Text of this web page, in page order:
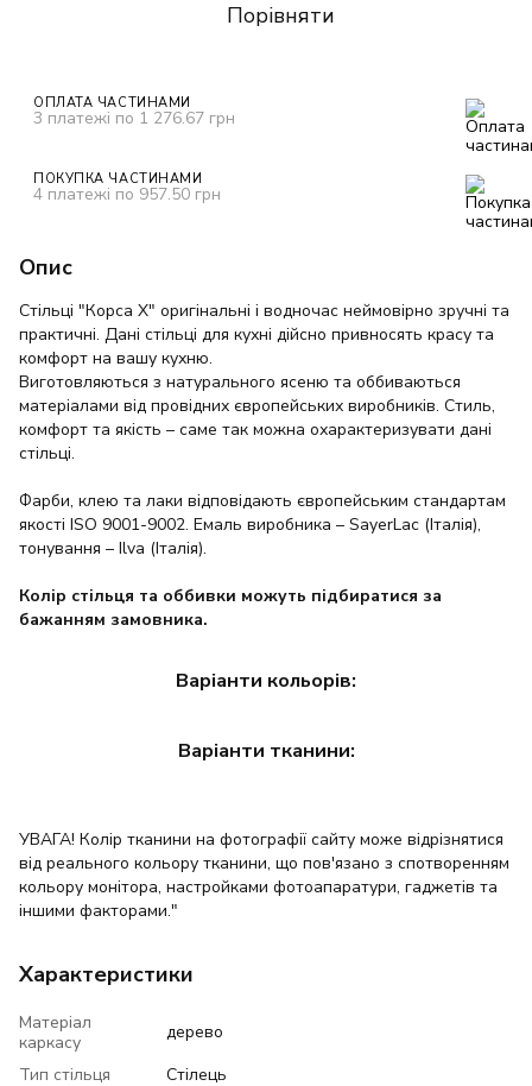
Порівняти
ОПЛАТА ЧАСТИНАМИ
3 платежі по 1 276.67 грн
ПОКУПКА ЧАСТИНАМИ
4 платежі по 957.50 грн
Опис
Стільці "Корса Х" оригінальні і водночас неймовірно зручні та
практичні. Дані стільці для кухні дійсно привносять красу та
комфорт на вашу кухню.
Виготовляються з натурального ясеню та оббиваються
матеріалами від провідних європейських виробників. Стиль,
комфорт та якість – саме так можна охарактеризувати дані
стільці.
Фарби, клею та лаки відповідають європейським стандартам
якості ISO 9001-9002. Емаль виробника – SayerLac (Італія),
тонування – Ilva (Італія).
Колір стільця та оббивки можуть підбиратися за
бажанням замовника.
Варіанти кольорів:
Варіанти тканини:
УВАГА! Колір тканини на фотографії сайту може відрізнятися
від реального кольору тканини, що пов'язано з спотворенням
кольору монітора, настройками фотоапаратури, гаджетів та
іншими факторами."
Характеристики
Матеріал
каркасу
дерево
Тип стільця
Стілець